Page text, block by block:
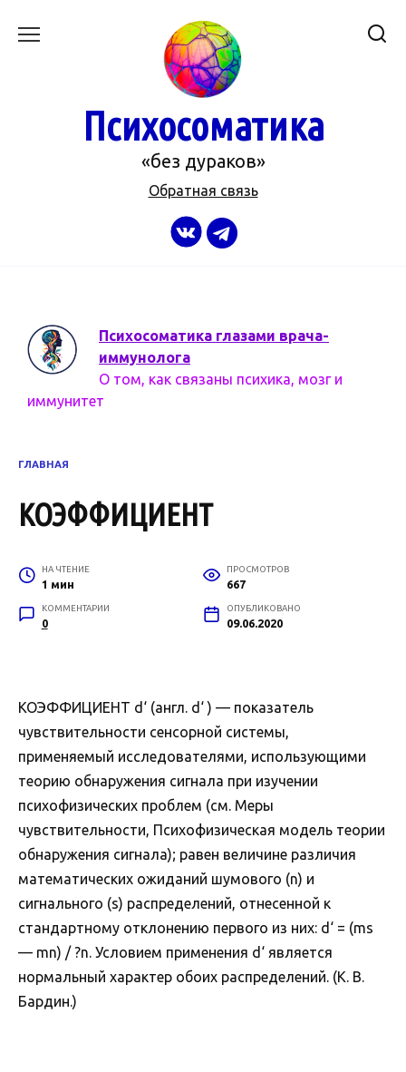
Психосоматика
«без дураков»
Обратная связь
Психосоматика глазами врача-
иммунолога
О том, как связаны психика, мозг и
иммунитет
ГЛАВНАЯ
КОЭФФИЦИЕНТ
НА ЧТЕНИЕ
1 мин
ПРОСМОТРОВ
667
КОММЕНТАРИИ
0
ОПУБЛИКОВАНО
09.06.2020
КОЭФФИЦИЕНТ d‘ (англ. d‘ ) — показатель
чувствительности сенсорной системы,
применяемый исследователями, использующими
теорию обнаружения сигнала при изучении
психофизических проблем (см. Меры
чувствительности, Психофизическая модель теории
обнаружения сигнала); равен величине различия
математических ожиданий шумового (n) и
сигнального (s) распределений, отнесенной к
стандартному отклонению первого из них: d‘ = (ms
— mn) / ?n. Условием применения d‘ является
нормальный характер обоих распределений. (К. В.
Бардин.)